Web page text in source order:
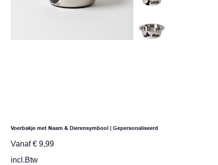
Voerbakje met Naam & Dierensymbool | Gepersonaliseerd
Vanaf Prijs
€ 9,99
incl.Btw